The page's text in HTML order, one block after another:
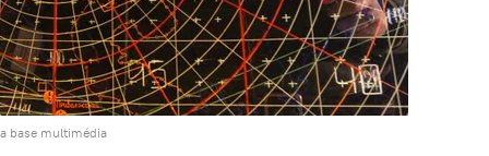
base multimédia